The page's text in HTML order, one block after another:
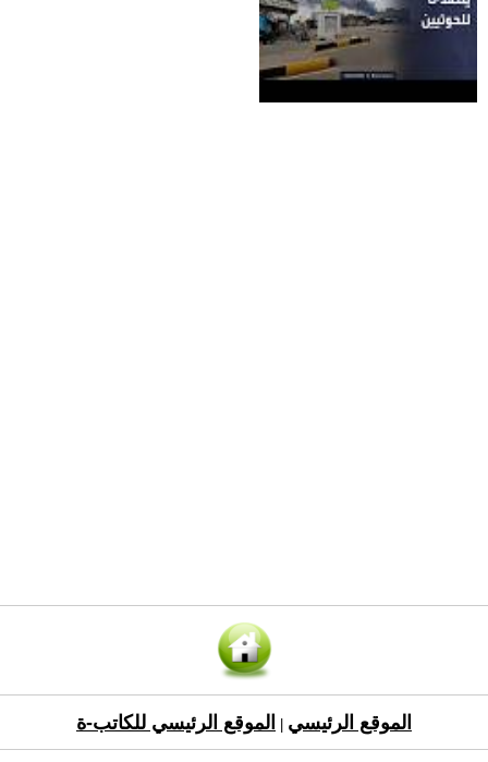
الموقع الرئيسي الموقع الرئيسي للكاتب-ة